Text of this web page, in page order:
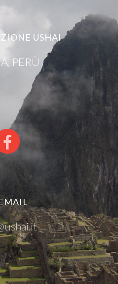
USHAI
PERÙ